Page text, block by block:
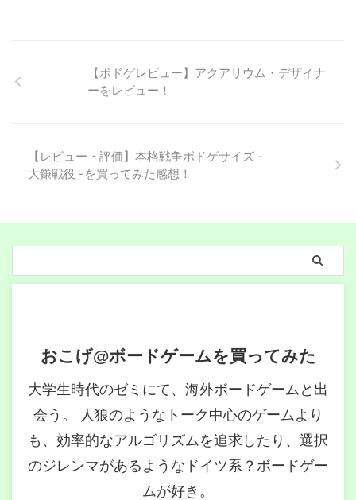
【ボドゲレビュー】アクアリウム・デザイナ
ーをレビュー！
【レビュー・評価】本格戦争ボドゲサイズ -
大鎌戦役 -を買ってみた感想！
おこげ@ボードゲームを買ってみた
大学生時代のゼミにて、海外ボードゲームと出
会う。 人狼のようなトーク中心のゲームより
も、効率的なアルゴリズムを追求したり、選択
のジレンマがあるようなドイツ系？ボードゲー
ムが好き。